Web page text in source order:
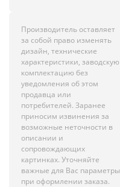
Производитель оставляет
за собой право изменять
дизайн, технические
характеристики, заводскую
комплектацию без
уведомления об этом
продавца или
потребителей. Заранее
приносим извинения за
возможные неточности в
описании и
сопровождающих
картинках. Уточняйте
важные для Вас параметры
при оформлении заказа.